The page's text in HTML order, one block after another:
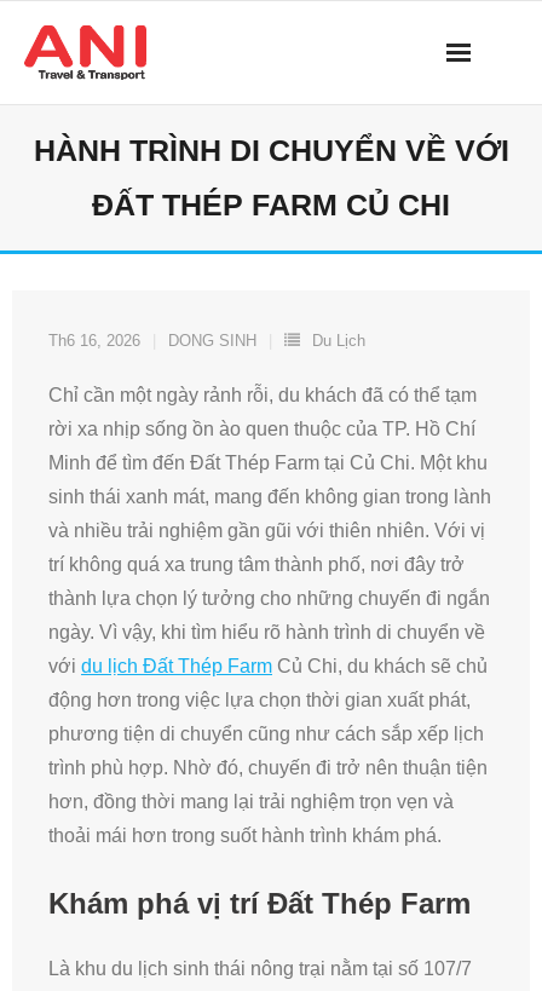
content
HÀNH TRÌNH DI CHUYỂN VỀ VỚI
ĐẤT THÉP FARM CỦ CHI
Th6 16, 2026 DONG SINH Du Lịch
Chỉ cần một ngày rảnh rỗi, du khách đã có thể tạm
rời xa nhịp sống ồn ào quen thuộc của TP. Hồ Chí
Minh để tìm đến Đất Thép Farm tại Củ Chi. Một khu
sinh thái xanh mát, mang đến không gian trong lành
và nhiều trải nghiệm gần gũi với thiên nhiên. Với vị
trí không quá xa trung tâm thành phố, nơi đây trở
thành lựa chọn lý tưởng cho những chuyến đi ngắn
ngày. Vì vậy, khi tìm hiểu rõ hành trình di chuyển về
với du lịch Đất Thép Farm Củ Chi, du khách sẽ chủ
động hơn trong việc lựa chọn thời gian xuất phát,
phương tiện di chuyển cũng như cách sắp xếp lịch
trình phù hợp. Nhờ đó, chuyến đi trở nên thuận tiện
hơn, đồng thời mang lại trải nghiệm trọn vẹn và
thoải mái hơn trong suốt hành trình khám phá.
Khám phá vị trí Đất Thép Farm
Là khu du lịch sinh thái nông trại nằm tại số 107/7